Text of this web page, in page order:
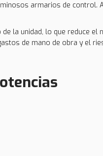
armarios de control.
la unidad, lo que reduce
de mano de obra y el